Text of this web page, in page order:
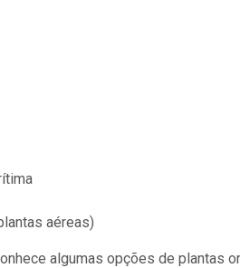
aéreas)
algumas opções de plantas